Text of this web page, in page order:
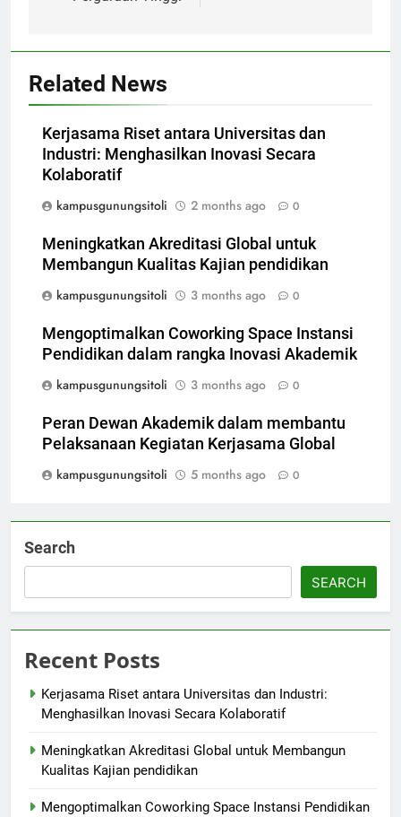
Related News
Kerjasama Riset antara Universitas dan
Industri: Menghasilkan Inovasi Secara
Kolaboratif
kampusgunungsitoli
2 months ago 0
Meningkatkan Akreditasi Global untuk
Membangun Kualitas Kajian pendidikan
kampusgunungsitoli
3 months ago 0
Mengoptimalkan Coworking Space Instansi
Pendidikan dalam rangka Inovasi Akademik
kampusgunungsitoli
3 months ago 0
Peran Dewan Akademik dalam membantu
Pelaksanaan Kegiatan Kerjasama Global
kampusgunungsitoli
5 months ago 0
Search
SEARCH
Recent Posts
Kerjasama Riset antara Universitas dan Industri:
Menghasilkan Inovasi Secara Kolaboratif
Meningkatkan Akreditasi Global untuk Membangun
Kualitas Kajian pendidikan
Mengoptimalkan Coworking Space Instansi Pendidikan